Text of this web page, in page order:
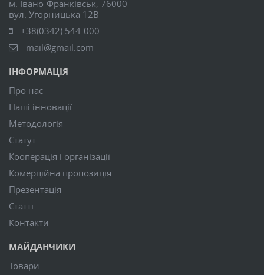
м. Івано-Франківськ, 76000
вул. Угорницька 12В
+38(0342) 544-000
mail@gmail.com
ІНФОРМАЦІЯ
Про нас
Наші інновації
Методологія
Статут
Кооперація і організації
Комерційна пропозиція
Презентація
Статті
Контакти
МАЙДАНЧИКИ
Товари